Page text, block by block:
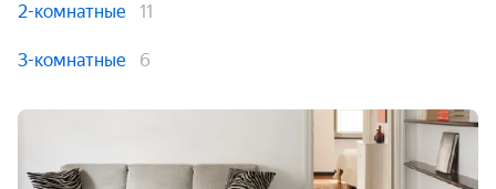
2-комнатные 11
3-комнатные 6